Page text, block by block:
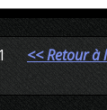
<< Retour à